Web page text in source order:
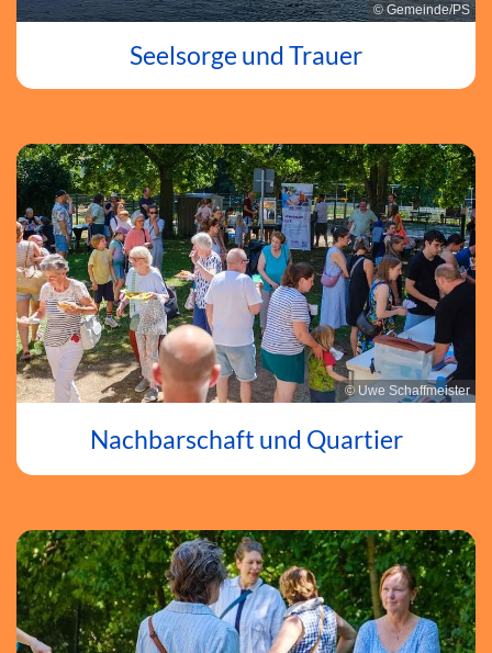
© Gemeinde/PS
Seelsorge und Trauer
© Uwe Schaffmeister
Nachbarschaft und Quartier